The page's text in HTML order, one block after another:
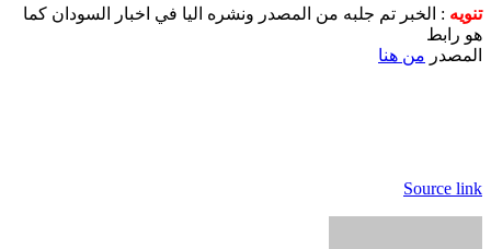
تنويه : الخبر تم جلبه من المصدر ونشره اليا في اخبار السودان كما
هو رابط
المصدر من هنا
Source link